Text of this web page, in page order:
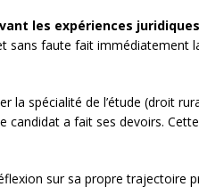
les expériences juridiques
sans faute fait immédiatement
la spécialité de l’étude (droit
a fait ses devoirs.
sur sa propre trajectoire